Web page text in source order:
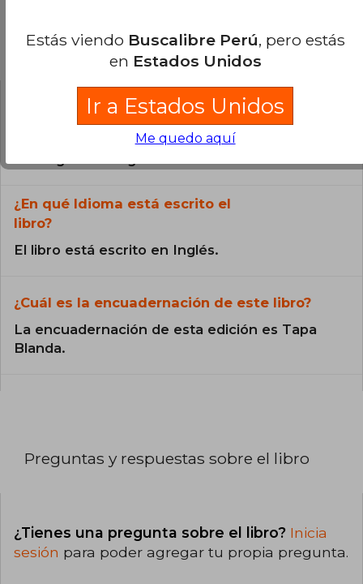
Preguntas frecuentes sobre el libro
¿El libro es original?
Todos los libros de nuestro
¿En qué Idioma está escrito el
libro?
El libro está escrito en Inglés.
¿Cuál es la encuadernación de este libro?
La encuadernación de esta edición es Tapa
Blanda.
Preguntas y respuestas sobre el libro
¿Tienes una pregunta sobre el libro? Inicia
sesión para poder agregar tu propia pregunta.
Estás viendo Buscalibre Perú, pero estás
en Estados Unidos
Ir a Estados Unidos
Me quedo aquí